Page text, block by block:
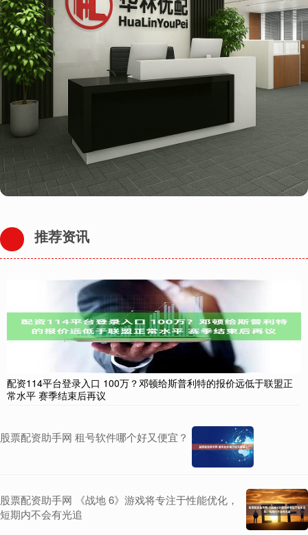
推荐资讯
配资114平台登录入口 100万？邓顿给斯普利特的报价远低于联盟正
常水平 赛季结束后再议
股票配资助手网 租号软件哪个好又便宜？
股票配资助手网 《战地 6》游戏将专注于性能优化，
短期内不会有光追